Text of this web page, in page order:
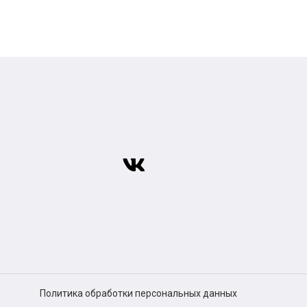
Политика обработки персональных данных